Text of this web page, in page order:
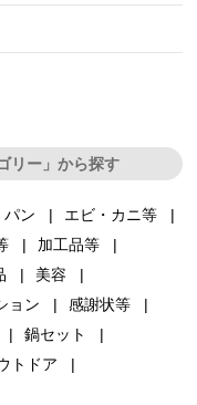
リー」から探す
パン
エビ・カニ等
加工品等
美容
ョン
感謝状等
鍋セット
トドア